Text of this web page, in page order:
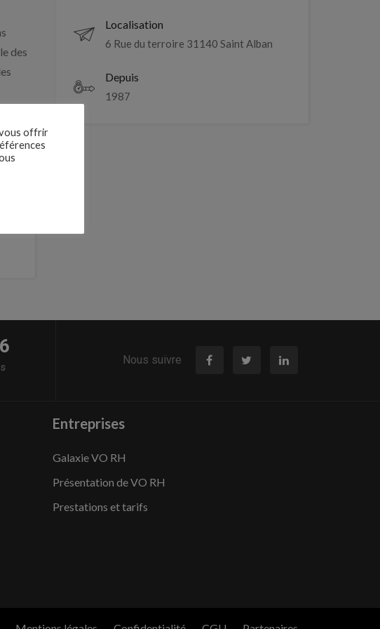
des
Localisation
6 Rue du terroire 31140 Saint Alban
Depuis
1987
Nous suivre
Entreprises
Galaxie VO RH
Présentation de VO RH
Prestations et tarifs
offrir